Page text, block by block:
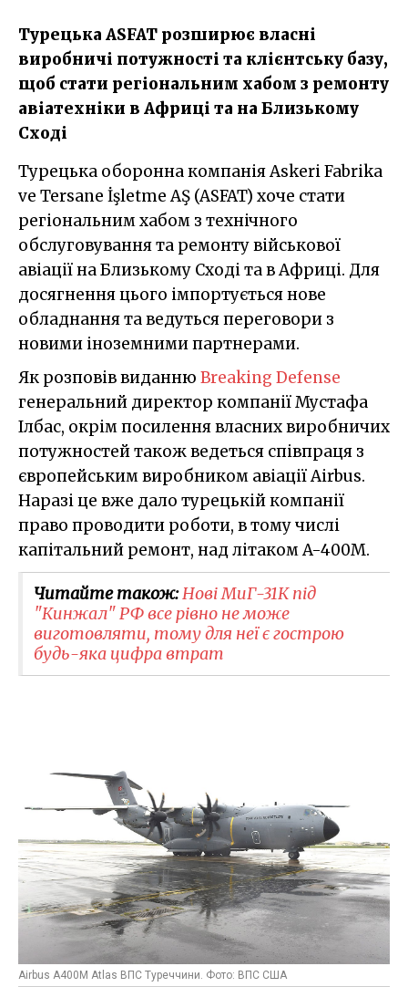
Турецька ASFAT розширює власні
виробничі потужності та клієнтську базу,
щоб стати регіональним хабом з ремонту
авіатехніки в Африці та на Близькому
Сході
Турецька оборонна компанія Askeri Fabrika
ve Tersane İşletme AŞ (ASFAT) хоче стати
регіональним хабом з технічного
обслуговування та ремонту військової
авіації на Близькому Сході та в Африці. Для
досягнення цього імпортується нове
обладнання та ведуться переговори з
новими іноземними партнерами.
Як розповів виданню Breaking Defense
генеральний директор компанії Мустафа
Ілбас, окрім посилення власних виробничих
потужностей також ведеться співпраця з
європейським виробником авіації Airbus.
Наразі це вже дало турецькій компанії
право проводити роботи, в тому числі
капітальний ремонт, над літаком A-400M.
Читайте також:Нові МиГ-31К під
"Кинжал" РФ все рівно не може
виготовляти, тому для неї є гострою
будь-яка цифра втрат
Airbus A400M Atlas ВПС Туреччини. Фото: ВПС США